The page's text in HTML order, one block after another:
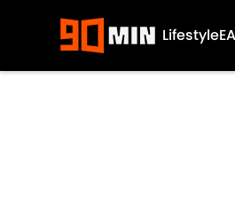
Lifestyle